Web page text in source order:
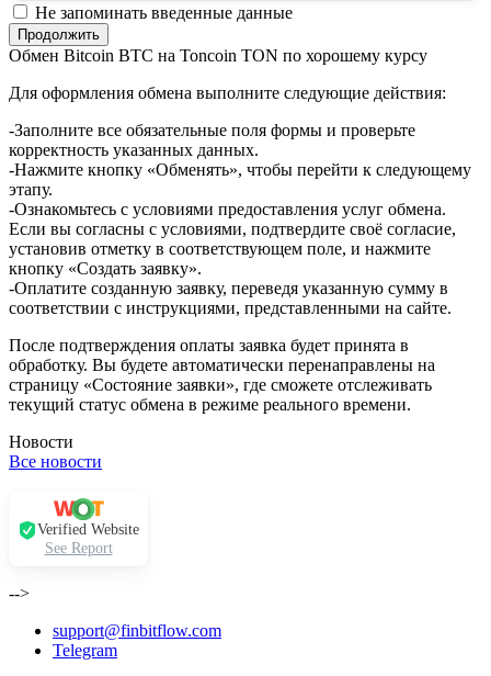
Не запоминать введенные данные
Обмен Bitcoin BTC на Toncoin TON по хорошему курсу
Для оформления обмена выполните следующие действия:
-Заполните все обязательные поля формы и проверьте
корректность указанных данных.
-Нажмите кнопку «Обменять», чтобы перейти к следующему
этапу.
-Ознакомьтесь с условиями предоставления услуг обмена.
Если вы согласны с условиями, подтвердите своё согласие,
установив отметку в соответствующем поле, и нажмите
кнопку «Создать заявку».
-Оплатите созданную заявку, переведя указанную сумму в
соответствии с инструкциями, представленными на сайте.
После подтверждения оплаты заявка будет принята в
обработку. Вы будете автоматически перенаправлены на
страницу «Состояние заявки», где сможете отслеживать
текущий статус обмена в режиме реального времени.
Новости
Все новости
Verified Website
See Report
-->
support@finbitflow.com
Telegram